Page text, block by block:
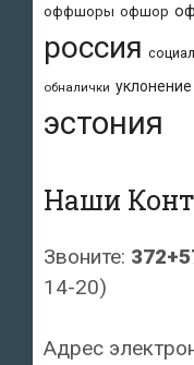
оффшоры офшор
россия
обналички
эстония
Наши
Звоните:
14-20)
Адрес